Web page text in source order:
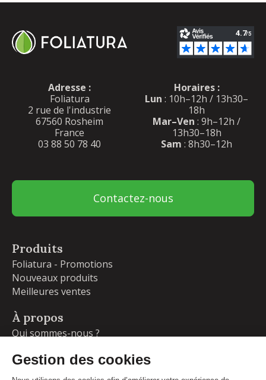
Adresse :
Foliatura
2 rue de l'industrie
67560 Rosheim
France
03 88 50 78 40
Horaires :
Lun : 10h–12h / 13h30–
18h
Mar–Ven : 9h–12h /
13h30–18h
Sam : 8h30–12h
Contactez-nous
Produits
Foliatura - Promotions
Nouveaux produits
Meilleures ventes
À propos
Qui sommes-nous ?
Livraisons et retours
Blog